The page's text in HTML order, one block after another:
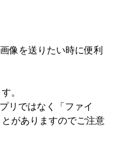
像を送りたい時に便利
。
リではなく「ファイ
がありますのでご注意